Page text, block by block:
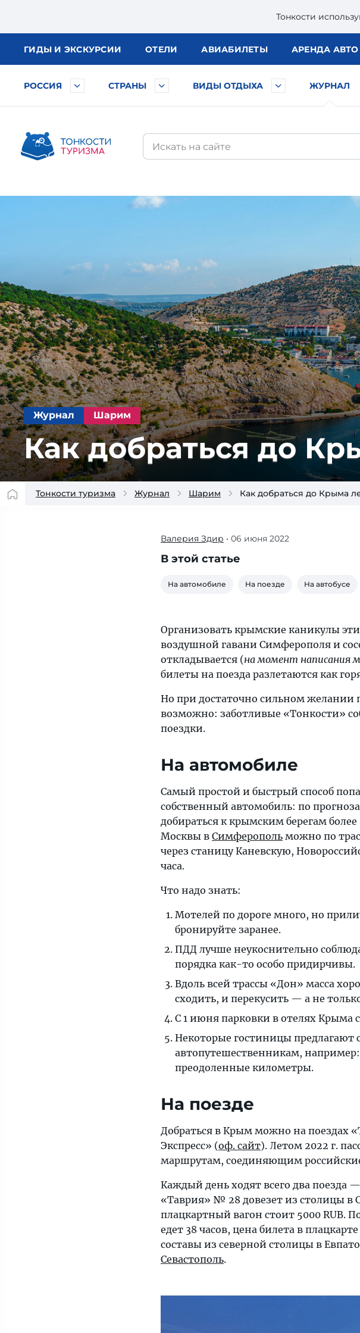
Тонкости
ГИДЫ И ЭКСКУРСИИ ОТЕЛИ АВИАБИЛЕТЫ АРЕНДА АВТО
РОССИЯ СТРАНЫ ВИДЫ ОТДЫХА ЖУРНАЛ
Журнал Шарим
Как добраться до
Тонкости туризма Журнал Шарим Как добраться до Крыма
При
достаточно
желании
дорогу
в
Крым
вполне
Валерия Здир • 06 июня 2022
В этой статье
На автомобиле На поезде На автобусе
Организовать крымские каникулы
воздушной гавани Симферополя и
откладывается (на момент написания
билеты на поезда разлетаются как
Но при достаточно сильном желании
возможно: заботливые «Тонкости»
поездки.
На автомобиле
Самый простой и быстрый способ
собственный автомобиль: по
добираться к крымским берегам
Москвы в Симферополь можно по
через станицу Каневскую,
часа.
Что надо знать:
Мотелей по дороге много, но
бронируйте заранее.
ПДД лучше неукоснительно
порядка как-то особо придирчивы.
Вдоль всей трассы «Дон» масса
сходить, и перекусить — а не
С 1 июня парковки в отелях Крыма
Некоторые гостиницы предлагают
автопутешественникам,
преодоленные километры.
На поезде
Добраться в Крым можно на поездах
Экспресс» (оф. сайт). Летом 2022 г.
маршрутам, соединяющим
Каждый день ходят всего два поезда
«Таврия» № 28 довезет из столицы в
плацкартный вагон стоит 5000 RUB.
едет 38 часов, цена билета в
составы из северной столицы в
Севастополь.